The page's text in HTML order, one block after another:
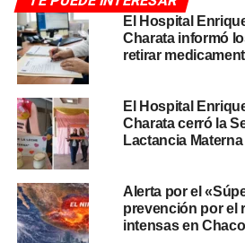
glucémico, con el objetivo de
para incorporar en la vida cotidiana
con diabetes o buscan prevenirla.
de laLic. Mariana Pujol
de la licenciada y gastronómica
compartieron conocimientos
inquietudes de los asistentes sobre
habituales a un perfil de menor
Desde elhospitalagradecieron el
compromiso de quienes se
El Hospital
Charata informó
retirar
El Hospital
Charata cerró la
Lactancia Materna
Alerta por el
prevención por el
intensas en